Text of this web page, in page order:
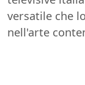
versatile che
nell'arte